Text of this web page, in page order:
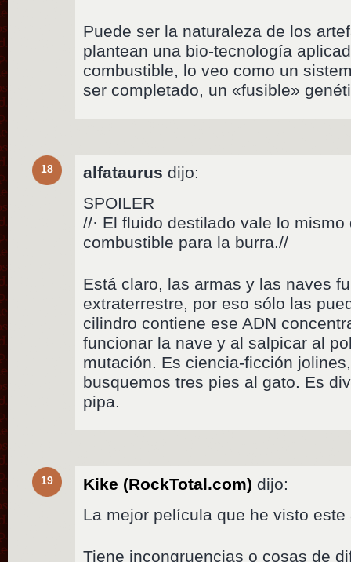
Puede ser la naturaleza de los
plantean una bio-tecnología
combustible, lo veo como un
ser completado, un «fusible»
18 alfataurus dijo:
SPOILER
//· El fluido destilado vale lo
combustible para la burra.//
Está claro, las armas y las naves
extraterrestre, por eso sólo las
cilindro contiene ese ADN
funcionar la nave y al salpicar al
mutación. Es ciencia-ficción
busquemos tres pies al gato. Es
pipa.
19 Kike (RockTotal.com) dijo:
La mejor película que he visto este
Tiene incongruencias o cosas de